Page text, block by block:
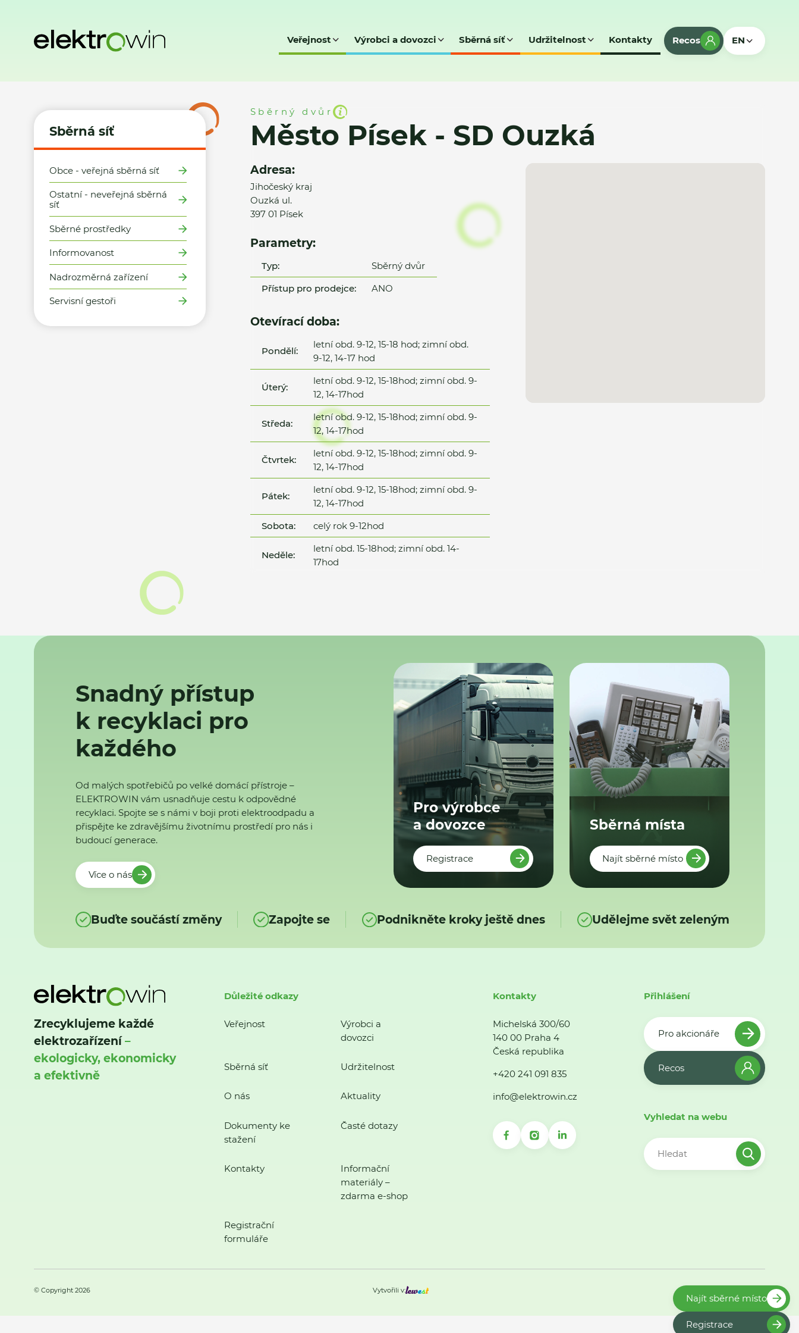
Veřejnost Výrobci a dovozci Sběrná síť Udržitelnost Kontakty Recos EN
Sběrná síť
Obce - veřejná sběrná síť
Ostatní - neveřejná sběrná
síť
Sběrné prostředky
Informovanost
Nadrozměrná zařízení
Servisní gestoři
Sběrný dvůr
Město Písek - SD Ouzká
Adresa:
Jihočeský kraj
Ouzká ul.
397 01 Písek
Parametry:
Typ:
Sběrný dvůr
Přístup pro prodejce:
ANO
Otevírací doba:
Pondělí:
letní obd. 9-12, 15-18 hod; zimní obd.
9-12, 14-17 hod
Úterý:
letní obd. 9-12, 15-18hod; zimní obd. 9-
12, 14-17hod
Středa:
letní obd. 9-12, 15-18hod; zimní obd. 9-
12, 14-17hod
Čtvrtek:
letní obd. 9-12, 15-18hod; zimní obd. 9-
12, 14-17hod
Pátek:
letní obd. 9-12, 15-18hod; zimní obd. 9-
12, 14-17hod
Sobota:
celý rok 9-12hod
Neděle:
letní obd. 15-18hod; zimní obd. 14-
17hod
Snadný přístup
k recyklaci pro
každého
Od malých spotřebičů po velké domácí přístroje –
ELEKTROWIN vám usnadňuje cestu k odpovědné
recyklaci. Spojte se s námi v boji proti elektroodpadu a
přispějte ke zdravějšímu životnímu prostředí pro nás i
budoucí generace.
Více o nás
Pro výrobce
a dovozce
Registrace
Sběrná místa
Najít sběrné místo
Buďte součástí změny Zapojte se Podnikněte kroky ještě dnes Udělejme svět zeleným
Zrecyklujeme každé
elektrozařízení–
ekologicky, ekonomicky
a efektivně
Důležité odkazy
Veřejnost
Výrobci a
dovozci
Sběrná síť Udržitelnost
O nás Aktuality
Dokumenty ke
stažení
Časté dotazy
Kontakty
Informační
materiály –
zdarma e-shop
Registrační
formuláře
Kontakty
Michelská 300/60
140 00 Praha 4
Česká republika
+420 241 091 835
info@elektrowin.cz
Přihlášení
Pro akcionáře
Recos
Vyhledat na webu
© Copyright 2026 Vytvořili v:
Najít sběrné místo
Registrace